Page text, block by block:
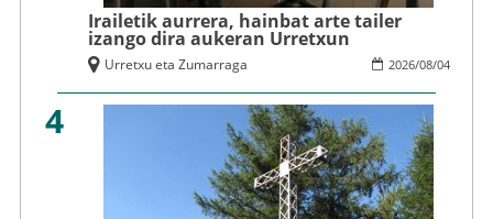
Irailetik aurrera, hainbat arte tailer
izango dira aukeran Urretxun
2026/08/04
Urretxu eta Zumarraga
4